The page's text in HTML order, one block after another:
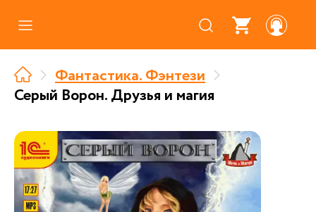
Где купить
О нас
Партнерам
Фантастика. Фэнтези
Серый Ворон. Друзья и магия